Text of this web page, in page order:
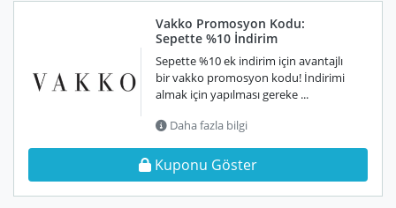
Vakko Promosyon Kodu:
Sepette %10 İndirim
Sepette %10 ek indirim için avantajlı
bir vakko promosyon kodu! İndirimi
almak için yapılması gereke ...
Daha fazla bilgi
Kuponu Göster